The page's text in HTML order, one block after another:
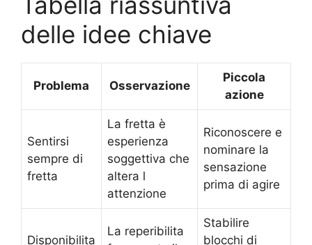
delle idee chiave
Problema Osservazione
Piccola
azione
Sentirsi
sempre di
fretta
La fretta è
esperienza
soggettiva che
altera l
attenzione
Riconoscere e
nominare la
sensazione
prima di agire
Disponibilita
La reperibilita
Stabilire
blocchi di